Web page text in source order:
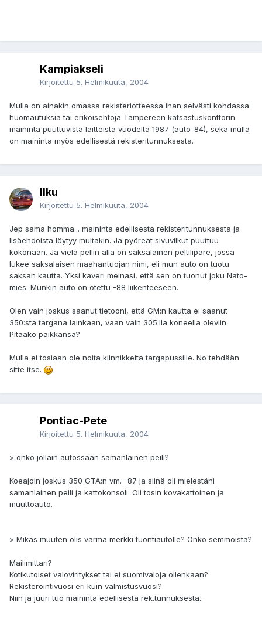
Kampiakseli
Kirjoitettu 5. Helmikuuta, 2004
Mulla on ainakin omassa rekisteriotteessa ihan selvästi kohdassa
huomautuksia tai erikoisehtoja Tampereen katsastuskonttorin
maininta puuttuvista laitteista vuodelta 1987 (auto-84), sekä mulla
on maininta myös edellisestä rekisteritunnuksesta.
Ilku
Kirjoitettu 5. Helmikuuta, 2004
Jep sama homma... maininta edellisestä rekisteritunnuksesta ja
lisäehdoista löytyy multakin. Ja pyöreät sivuvilkut puuttuu
kokonaan. Ja vielä pellin alla on saksalainen peltilipare, jossa
lukee saksalaisen maahantuojan nimi, eli mun auto on tuotu
saksan kautta. Yksi kaveri meinasi, että sen on tuonut joku Nato-
mies. Munkin auto on otettu -88 liikenteeseen.
Olen vain joskus saanut tietooni, että GM:n kautta ei saanut
350:stä targana lainkaan, vaan vain 305:lla koneella oleviin.
Pitääkö paikkansa?
Mulla ei tosiaan ole noita kiinnikkeitä targapussille. No tehdään
sitte itse.
Pontiac-Pete
Kirjoitettu 5. Helmikuuta, 2004
> onko jollain autossaan samanlainen peili?
Koeajoin joskus 350 GTA:n vm. -87 ja siinä oli mielestäni
samanlainen peili ja kattokonsoli. Oli tosin kovakattoinen ja
muuttoauto.
> Mikäs muuten olis varma merkki tuontiautolle? Onko semmoista?
Mailimittari?
Kotikutoiset valoviritykset tai ei suomivaloja ollenkaan?
Rekisteröintivuosi eri kuin valmistusvuosi?
Niin ja juuri tuo maininta edellisestä rek.tunnuksesta..